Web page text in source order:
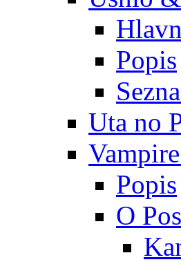
Popis
Uta no
Popis
O